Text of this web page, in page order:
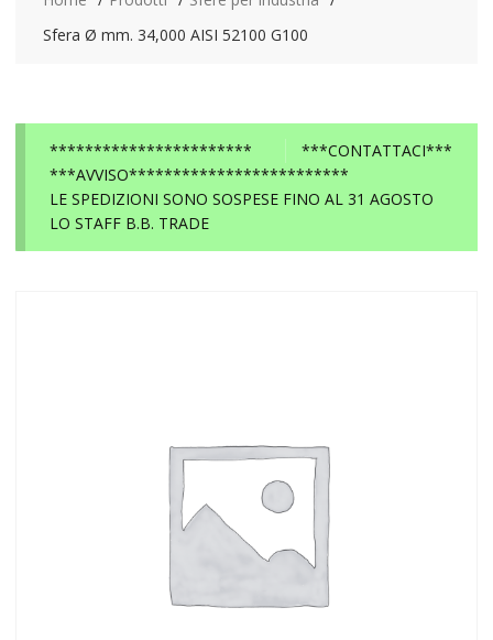
Sfera Ø mm. 34,000 AISI 52100 G100
***CONTATTACI***
***********************
***AVVISO*************************
LE SPEDIZIONI SONO SOSPESE FINO AL 31 AGOSTO
LO STAFF B.B. TRADE